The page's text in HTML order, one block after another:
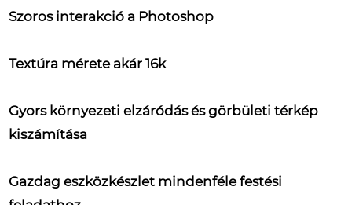
Szoros interakció a Photoshop
Textúra mérete akár 16k
Gyors környezeti elzáródás és görbületi térkép
kiszámítása
Gazdag eszközkészlet mindenféle festési